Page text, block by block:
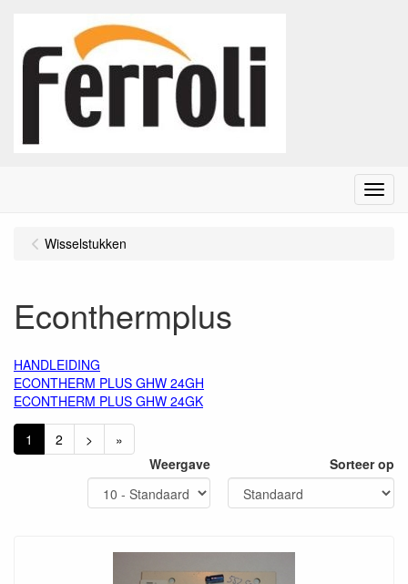
Menu
Wisselstukken
Econthermplus
HANDLEIDING
ECONTHERM PLUS GHW 24GH
ECONTHERM PLUS GHW 24GK
1 2 >
»
Weergave
Sorteer op